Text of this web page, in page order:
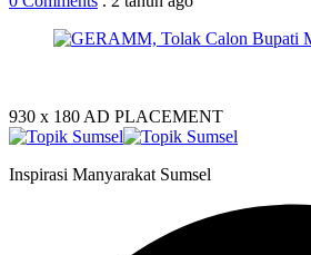
930 x 180 AD PLACEMENT
Inspirasi Manyarakat Sumsel